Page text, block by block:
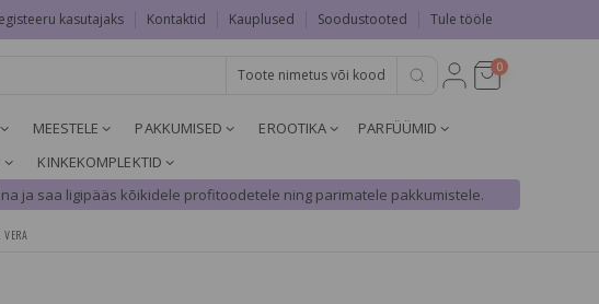
kasutajaks Kontaktid Kauplused Soodustooted Tule tööle
0
MEESTELE PAKKUMISED EROOTIKA
PARFÜÜMID
KINKEKOMPLEKTID
ja saa ligipääs kõikidele profitoodetele ning parimatele pakkumistele.